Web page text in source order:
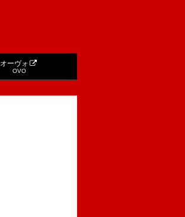
オーヴォ
OVO